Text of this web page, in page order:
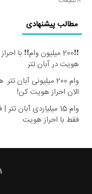
مطالب پیشنهادی
❗❗200 میلیون وام❗❗ با احراز
هویت در آبان تتر
وام 200 میلیونی آبان
الان احراز هویت کن!
وام 15 میلیاردی آبان
فقط با احراز هویت